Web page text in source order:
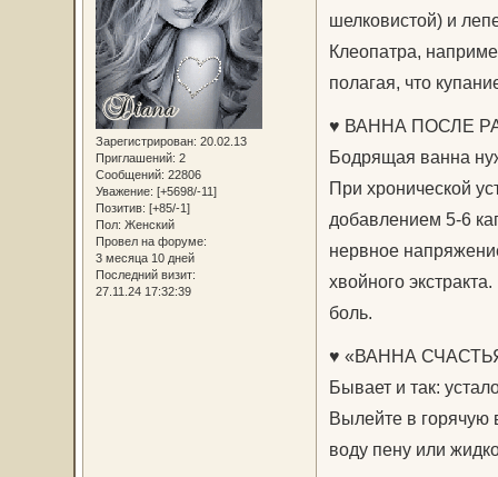
Зарегистрирован: 20.02.13
Приглашений: 2
Сообщений: 22806
Уважение: [+5698/-11]
Позитив: [+85/-1]
Пол: Женский
Провел на форуме:
3 месяца 10 дней
Последний визит:
27.11.24 17:32:39
шелковистой) и
Клеопатра,
полагая, что
♥ ВАННА ПОСЛЕ
Бодрящая ванна
При хронической
добавлением 5-6
нервное
хвойного
боль.
♥ «ВАННА
Бывает и так:
Вылейте в горячую
воду пену или